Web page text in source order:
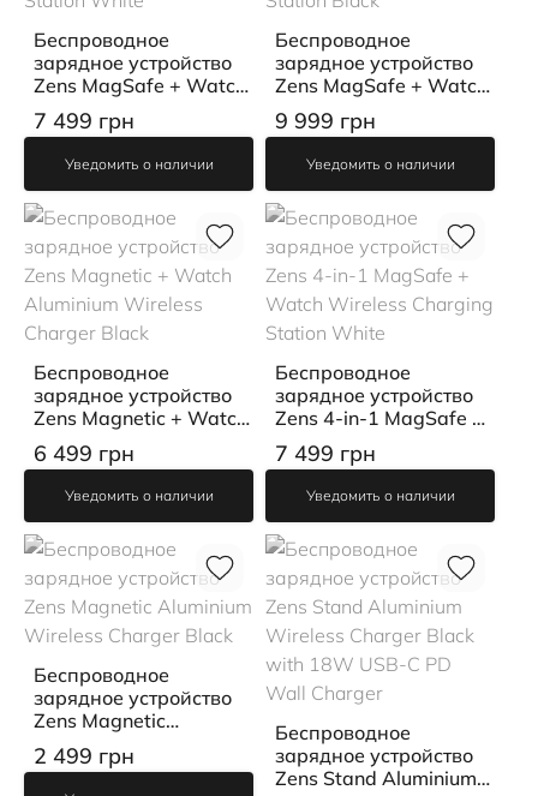
Беспроводное
зарядное устройство
Zens MagSafe + Watch
Wireless Charging
Station White
7 499 грн
Уведомить о наличии
Беспроводное
зарядное устройство
Zens MagSafe + Watch
+ iPad Wireless
Charging Station Black
9 999 грн
Уведомить о наличии
Беспроводное
зарядное устройство
Zens Magnetic + Watch
Aluminium Wireless
Charger Black
6 499 грн
Уведомить о наличии
Беспроводное
зарядное устройство
Zens 4-in-1 MagSafe +
Watch Wireless
Charging Station White
7 499 грн
Уведомить о наличии
Беспроводное
зарядное устройство
Zens Magnetic
Aluminium Wireless
Charger Black
2 499 грн
Беспроводное
зарядное устройство
Zens Stand Aluminium